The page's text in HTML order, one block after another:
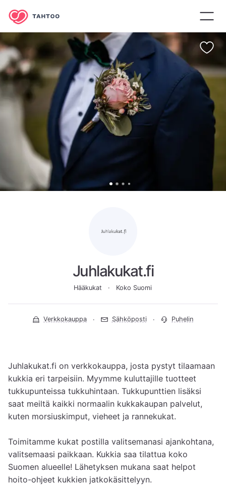
Juhlakukat.fi
Hääkukat Koko Suomi
Verkkokauppa Sähköposti Puhelin
Juhlakukat.fi on verkkokauppa, josta pystyt tilaamaan
kukkia eri tarpeisiin. Myymme kuluttajille tuotteet
tukkupunteissa tukkuhintaan. Tukkupunttien lisäksi
saat meiltä kaikki normaalin kukkakaupan palvelut,
kuten morsiuskimput, vieheet ja rannekukat.
Toimitamme kukat postilla valitsemanasi ajankohtana,
valitsemaasi paikkaan. Kukkia saa tilattua koko
Suomen alueelle! Lähetyksen mukana saat helpot
hoito-ohjeet kukkien jatkokäsittelyyn.